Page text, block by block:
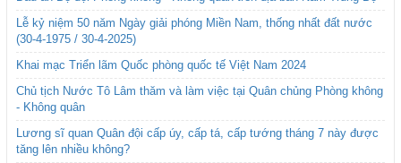
Lễ kỷ niệm 50 năm Ngày giải phóng Miền Nam, thống nhất đất nước
(30-4-1975 / 30-4-2025)
Khai mạc Triển lãm Quốc phòng quốc tế Việt Nam 2024
Chủ tịch Nước Tô Lâm thăm và làm việc tại Quân chủng Phòng không
- Không quân
Lương sĩ quan Quân đội cấp úy, cấp tá, cấp tướng tháng 7 này được
tăng lên nhiều không?